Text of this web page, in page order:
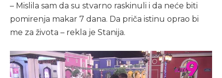
– Mislila sam da su stvarno raskinuli i da neće biti
pomirenja makar 7 dana. Da priča istinu oprao bi
me za života – rekla je Stanija.